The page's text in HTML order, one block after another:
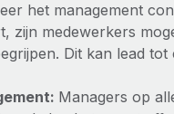
het management
zijn medewerkers
Dit kan lead tot
Managers op